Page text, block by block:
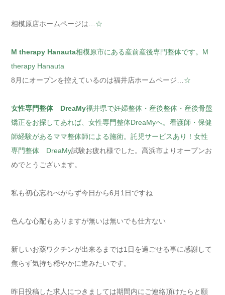
相模原店ホームページは… ☆
M therapy Hanauta相模原市にある産前産後専門整体です。M
therapy Hanauta
8月にオープンを控えているのは福井店ホームページ… ☆
女性専門整体 DreaMy福井県で妊婦整体・産後整体・産後骨盤
矯正をお探してあれば、女性専門整体DreaMyへ。看護師・保健
師経験があるママ整体師による施術。託児サービスあり！女性
専門整体 DreaMy試験お疲れ様でした。高浜市よりオープンお
めでとうございます。
私も初心忘れべがらず今日から6月1日ですね
色んな心配もありますが無いは無いでも仕方ない
新しいお薬ワクチンが出来るまでは1日を過ごせる事に感謝して
焦らず気持ち穏やかに進みたいです。
昨日投稿した求人につきましては期間内にご連絡頂けたらと願